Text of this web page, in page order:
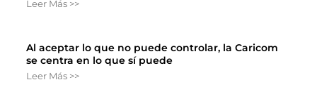
Leer Más >>
Al aceptar lo que no puede controlar, la Caricom
se centra en lo que sí puede
Leer Más >>